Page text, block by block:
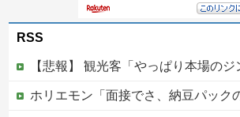
RSS
【悲報】 観光客「やっぱり本場のジンギスカンは美味い！」
ホリエモン「面接でさ、納豆パックの薄いフィルムって何のために